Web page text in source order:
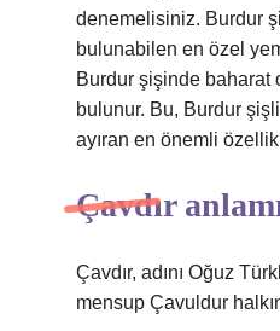
denemelisiniz. Burdur
bulunabilen en özel
Burdur şişinde baharat
bulunur. Bu, Burdur
ayıran en önemli
Çavdır
Çavdır, adını Oğuz
mensup Çavuldur